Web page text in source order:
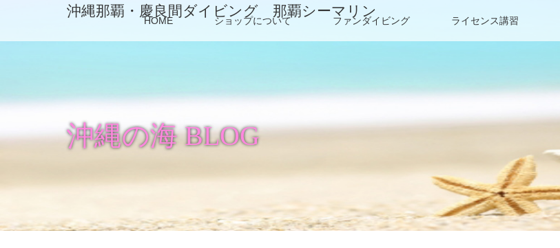
沖縄那覇・慶良間ダイビング 那覇シーマリン
HOME ショップについて ファンダイビング ライセンス講習
沖縄の海 BLOG